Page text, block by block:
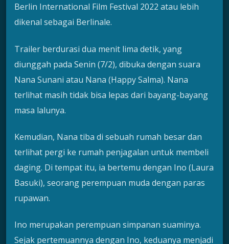
Berlin International Film Festival 2022 atau lebih
dikenal sebagai Berlinale.
Trailer berdurasi dua menit lima detik, yang
diunggah pada Senin (7/2), dibuka dengan suara
Nana Sunani atau Nana (Happy Salma). Nana
terlihat masih tidak bisa lepas dari bayang-bayang
masa lalunya.
Kemudian, Nana tiba di sebuah rumah besar dan
terlihat pergi ke rumah penjagalan untuk membeli
daging. Di tempat itu, ia bertemu dengan Ino (Laura
Basuki), seorang perempuan muda dengan paras
rupawan.
Ino merupakan perempuan simpanan suaminya.
Sejak pertemuannya dengan Ino, keduanya menjadi